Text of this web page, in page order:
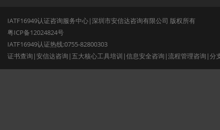
IATF16949认证咨询服务中心|深圳市安信达咨询有限公司 版权所有
粤ICP备12024824号
IATF16949认证热线:0755-82800303
证书查询 |安信达咨询 | 五大核心工具培训 |信息安全咨询 |流程管理咨询 |分